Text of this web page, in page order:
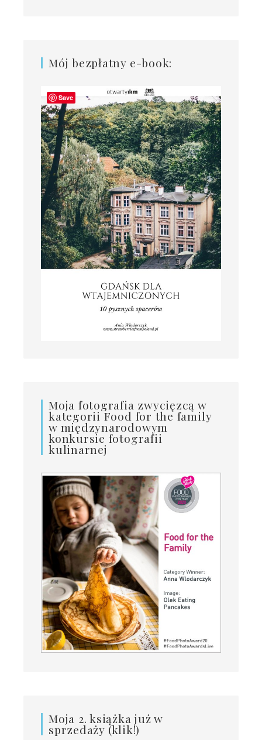
Mój bezpłatny e-book:
Moja fotografia zwycięzcą w
kategorii Food for the family
w międzynarodowym
konkursie fotografii
kulinarnej
Moja 2. książka już w
sprzedaży (klik!)
Save